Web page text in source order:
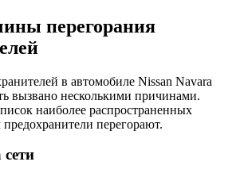
перегорания
в автомобиле Nissan Navara
вызвано несколькими причинами.
наиболее распространенных
перегорают.